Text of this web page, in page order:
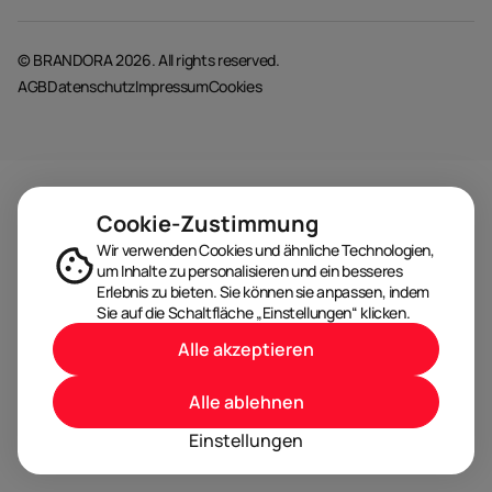
© BRANDORA 2026. All rights reserved.
AGBDatenschutzImpressumCookies
Cookie-Zustimmung
Wir verwenden Cookies und ähnliche Technologien,
um Inhalte zu personalisieren und ein besseres
Erlebnis zu bieten. Sie können sie anpassen, indem
Sie auf die Schaltfläche „Einstellungen“ klicken.
Einstellungen
Alle ablehnen
Alle akzeptieren